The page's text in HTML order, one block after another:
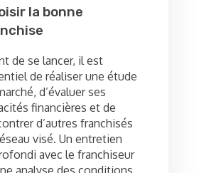
la bonne
de se lancer, il est
de réaliser une étude
d’évaluer ses
financières et de
d’autres franchisés
visé. Un entretien
avec le franchiseur